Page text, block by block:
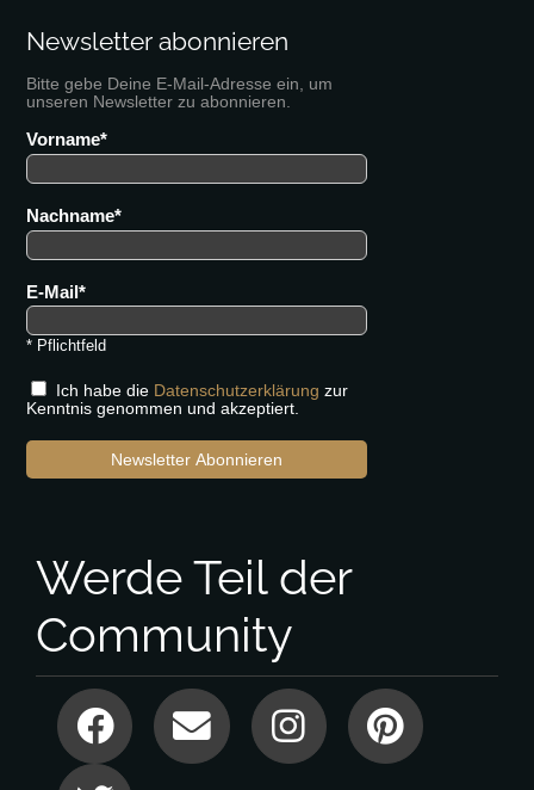
Newsletter abonnieren
Bitte gebe Deine E-Mail-Adresse ein, um
unseren Newsletter zu abonnieren.
Vorname
Nachname
E-Mail
* Pflichtfeld
Ich habe die Datenschutzerklärung zur
Kenntnis genommen und akzeptiert.
Newsletter Abonnieren
Werde Teil der
Community